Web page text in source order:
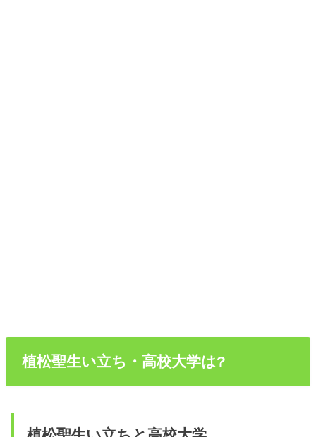
植松聖生い立ち・高校大学は?